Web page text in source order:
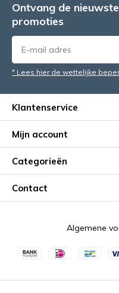
Ontvang de
promoties
* Lees hier de wettelijke
Klantenservice
Mijn account
Categorieën
Contact
Algemene